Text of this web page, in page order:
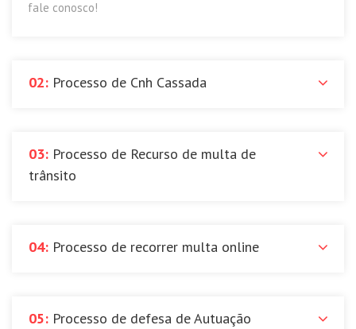
fale conosco!
02: Processo de Cnh Cassada
03: Processo de Recurso de multa de
trânsito
04: Processo de recorrer multa online
05: Processo de defesa de Autuação